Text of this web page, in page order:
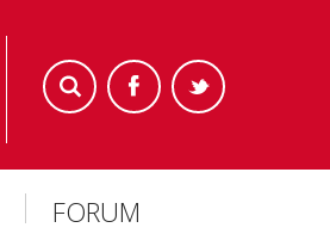
FORUM